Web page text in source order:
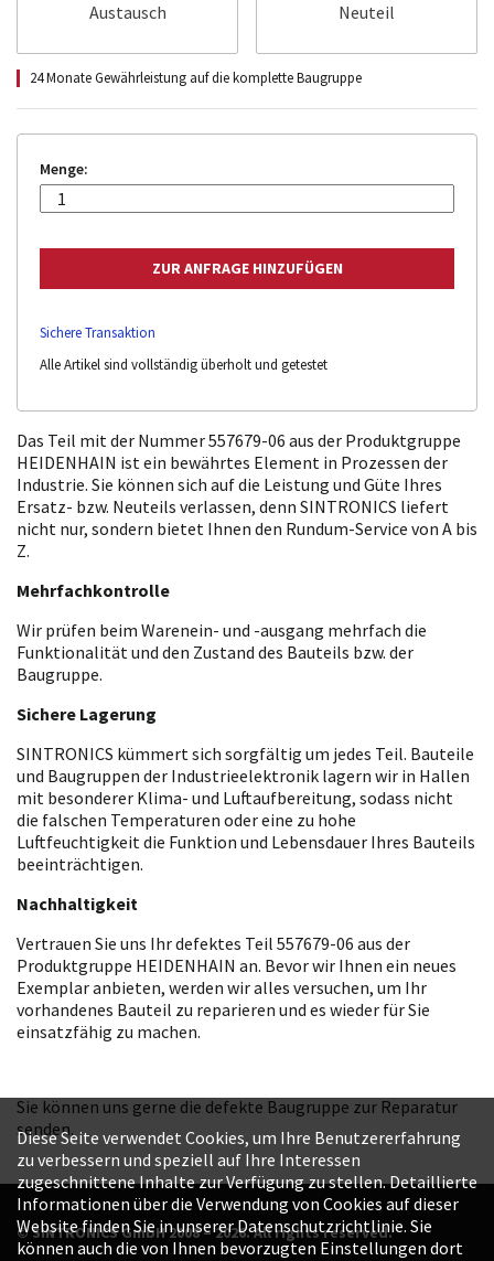
Austausch Neuteil
24 Monate Gewährleistung auf die komplette Baugruppe
Menge:
Sichere Transaktion
Alle Artikel sind vollständig überholt und getestet
Das Teil mit der Nummer 557679-06 aus der Produktgruppe
HEIDENHAIN ist ein bewährtes Element in Prozessen der
Industrie. Sie können sich auf die Leistung und Güte Ihres
Ersatz- bzw. Neuteils verlassen, denn SINTRONICS liefert
nicht nur, sondern bietet Ihnen den Rundum-Service von A bis
Z.
Mehrfachkontrolle
Wir prüfen beim Warenein- und -ausgang mehrfach die
Funktionalität und den Zustand des Bauteils bzw. der
Baugruppe.
Sichere Lagerung
SINTRONICS kümmert sich sorgfältig um jedes Teil. Bauteile
und Baugruppen der Industrieelektronik lagern wir in Hallen
mit besonderer Klima- und Luftaufbereitung, sodass nicht
die falschen Temperaturen oder eine zu hohe
Luftfeuchtigkeit die Funktion und Lebensdauer Ihres Bauteils
beeinträchtigen.
Nachhaltigkeit
Vertrauen Sie uns Ihr defektes Teil 557679-06 aus der
Produktgruppe HEIDENHAIN an. Bevor wir Ihnen ein neues
Exemplar anbieten, werden wir alles versuchen, um Ihr
vorhandenes Bauteil zu reparieren und es wieder für Sie
einsatzfähig zu machen.
Sie können uns gerne die defekte Baugruppe zur Reparatur
senden.
© SINTRONICS GmbH 2008 – 2026. All rights reserved.
Diese Seite verwendet Cookies, um Ihre Benutzererfahrung
zu verbessern und speziell auf Ihre Interessen
zugeschnittene Inhalte zur Verfügung zu stellen. Detaillierte
Informationen über die Verwendung von Cookies auf dieser
Website finden Sie in unserer Datenschutzrichtlinie. Sie
können auch die von Ihnen bevorzugten Einstellungen dort